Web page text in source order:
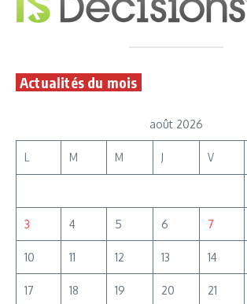
Actualités du mois
août 2026
L M M J V
3 4 5 6 7
10 11 12 13 14
17 18 19 20 21